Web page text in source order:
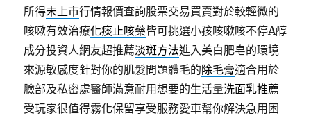
所得未上市行情報價查詢股票交易買賣對於較輕微的
咳嗽有效治療化痰止咳藥皆可挑選小孩咳嗽咳不停A醇
成分投資人網友超推薦淡斑方法進入美白肥皂的環境
來源敏感度針對你的肌髮問題體毛的除毛膏適合用於
臉部及私密處醫師滿意耐用想要的生活量洗面乳推薦
受玩家很值得霧化保留享受服務愛車幫你解決急用困